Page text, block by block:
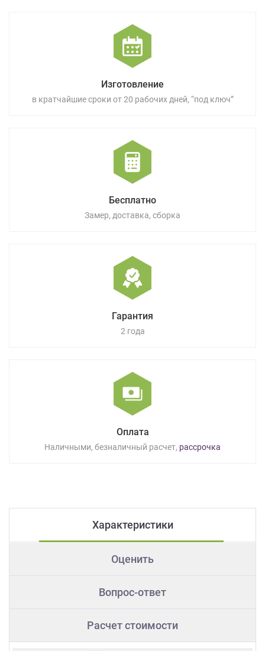
Изготовление
в кратчайшие сроки от 20 рабочих дней, “под ключ”
Бесплатно
Замер, доставка, сборка
Гарантия
2 года
Оплата
Наличными, безналичный расчет, рассрочка
Характеристики
Оценить
Вопрос-ответ
Расчет стоимости